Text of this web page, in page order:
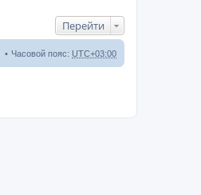
Перейти
Часовой пояс: UTC+03:00